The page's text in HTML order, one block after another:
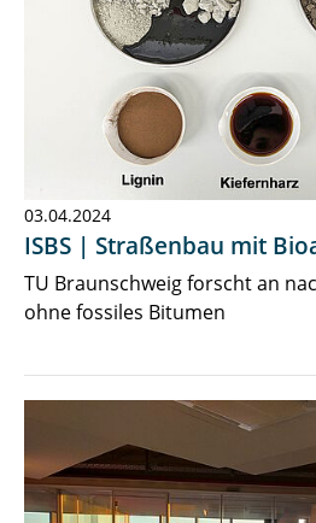
03.04.2024
ISBS | Straßenbau mit
TU Braunschweig forscht an
ohne fossiles Bitumen